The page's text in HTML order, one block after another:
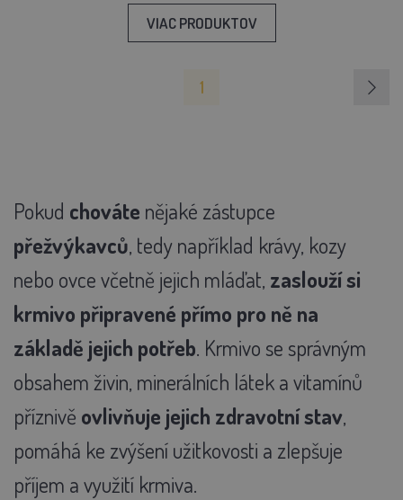
VIAC PRODUKTOV
1
Pokud chováte nějaké zástupce
přežvýkavců, tedy například krávy, kozy
nebo ovce včetně jejich mláďat, zaslouží si
krmivo připravené přímo pro ně na
základě jejich potřeb. Krmivo se správným
obsahem živin, minerálních látek a vitamínů
příznivě ovlivňuje jejich zdravotní stav,
pomáhá ke zvýšení užitkovosti a zlepšuje
příjem a využití krmiva.